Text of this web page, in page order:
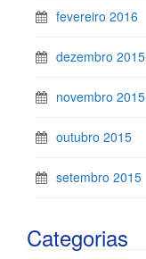
fevereiro 2016
dezembro 2015
novembro 2015
outubro 2015
setembro 2015
Categorias